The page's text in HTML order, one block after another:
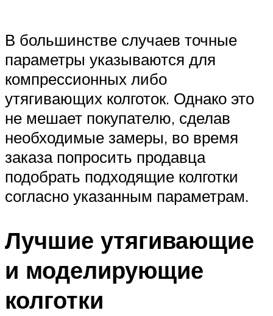
В большинстве случаев точные
параметры указываются для
компрессионных либо
утягивающих колготок. Однако это
не мешает покупателю, сделав
необходимые замеры, во время
заказа попросить продавца
подобрать подходящие колготки
согласно указанным параметрам.
Лучшие утягивающие
и моделирующие
колготки